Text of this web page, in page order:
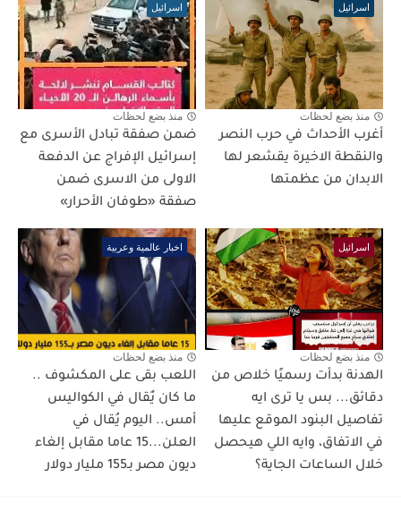
اسرائيل
منذ بضع لحظات
أغرب الأحداث في حرب النصر
والنقطة الاخيرة يقشعر لها
الابدان من عظمتها
اسرائيل
منذ بضع لحظات
ضمن صفقة تبادل الأسرى مع
إسرائيل الإفراج عن الدفعة
الاولى من الاسرى ضمن
صفقة «طوفان الأحرار»
اسرائيل
منذ بضع لحظات
الهدنة بدأت رسميًا خلاص من
دقائق... بس يا ترى ايه
تفاصيل البنود الموقع عليها
في الاتفاق، وايه اللي هيحصل
خلال الساعات الجاية؟
اخبار عالمية وعربية
منذ بضع لحظات
اللعب بقى على المكشوف ..
ما كان يٌقال في الكواليس
أمس.. اليوم يُقال في
العلن...15 عاما مقابل إلغاء
ديون مصر بـ155 مليار دولار